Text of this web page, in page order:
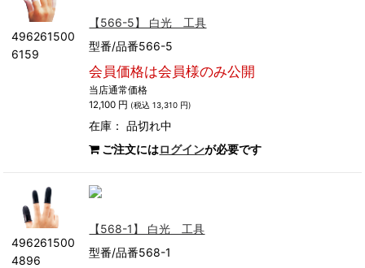
496261500
6159
【566-5】 白光 工具
型番/品番566-5
会員価格は会員様のみ公開
当店通常価格
12,100 円 (税込 13,310 円)
在庫：品切れ中
ご注文にはログインが必要です
496261500
4896
【568-1】 白光 工具
型番/品番568-1